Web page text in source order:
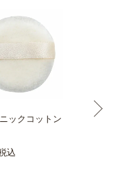
ックコットン
込
プレスト